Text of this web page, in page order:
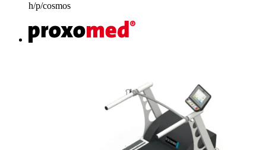
h/p/cosmos